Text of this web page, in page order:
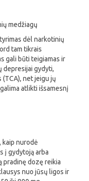
medžiagų
dėl narkotinių
tam tikrais
gali būti teigiamas ir
depresijai gydyti,
net jeigu jų
atlikti išsamesnį
kaip nurodė
į gydytoją arba
pradinę dozę reikia
nuo jūsų ligos ir